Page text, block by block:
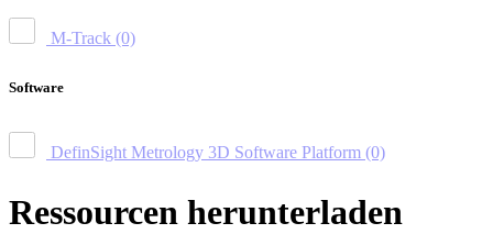
M-Track (0)
Software
DefinSight Metrology 3D Software Platform (0)
Ressourcen herunterladen